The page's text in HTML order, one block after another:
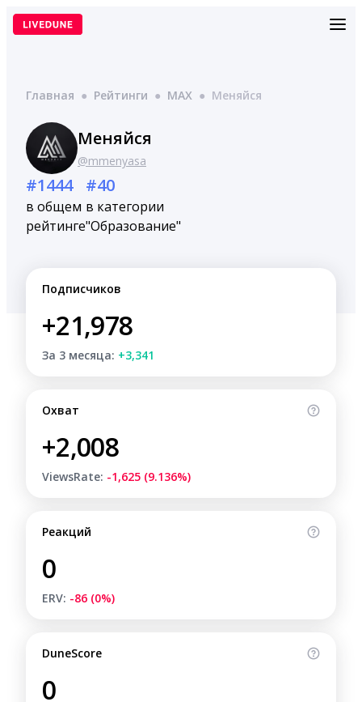
Перейти
Главная ● Рейтинги ● MAX ● Меняйся
Меняйся
@mmenyasa
#1444
в общем
рейтинге
#40
в категории
"Образование"
Подписчиков
+21,978
За 3 месяца: +3,341
Охват
+2,008
ViewsRate: -1,625 (9.136%)
Реакций
0
ERV: -86 (0%)
DuneScore
0